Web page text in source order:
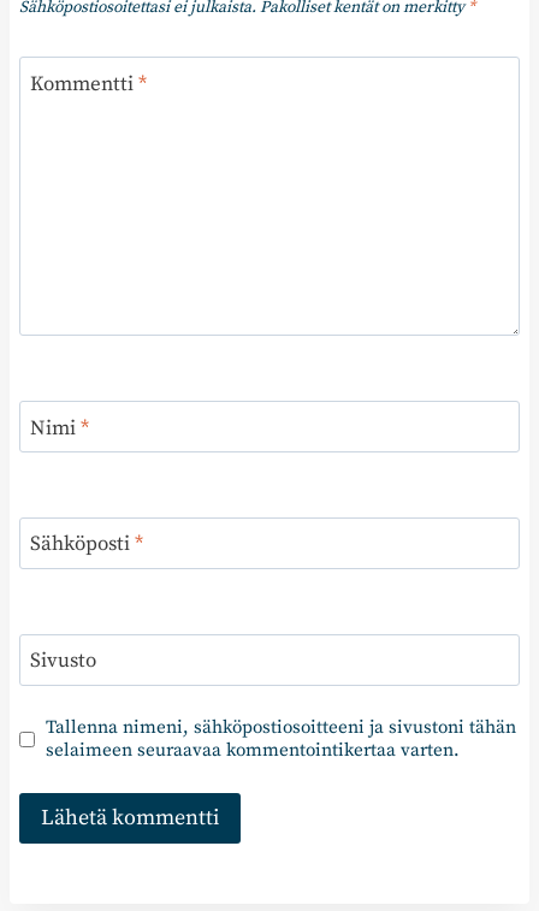
Sähköpostiosoitettasi ei julkaista. Pakolliset kentät on merkitty*
Kommentti*
Nimi*
Sähköposti*
Sivusto
Tallenna nimeni, sähköpostiosoitteeni ja sivustoni tähän
selaimeen seuraavaa kommentointikertaa varten.